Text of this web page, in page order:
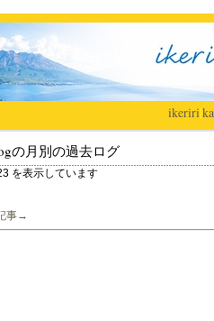
ikeriri|
の月別の過去ログ
を表示しています
事→